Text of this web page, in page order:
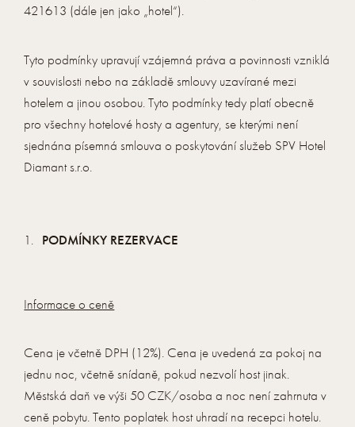
421613 (dále jen jako „hotel“).
Tyto podmínky upravují vzájemná práva a povinnosti vzniklá
v souvislosti nebo na základě smlouvy uzavírané mezi
hotelem a jinou osobou. Tyto podmínky tedy platí obecně
pro všechny hotelové hosty a agentury, se kterými není
sjednána písemná smlouva o poskytování služeb SPV Hotel
Diamant s.r.o.
PODMÍNKY REZERVACE
Informace o ceně
Cena je včetně DPH (12%). Cena je uvedená za pokoj na
jednu noc, včetně snídaně, pokud nezvolí host jinak.
Městská daň ve výši 50 CZK/osoba a noc není zahrnuta v
ceně pobytu. Tento poplatek host uhradí na recepci hotelu.